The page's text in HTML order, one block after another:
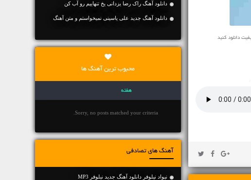
دانلود آهنگ راک رضا یزدانی یخ تنهاییم رو آب کن
دانلود آهنگ جديد علی یاسینی نمیخواستم و متن آهنگ
محبوب ترین آهنگ ها
هفته
Sorry, no posts matched your criteria.
آهنگ های تصادفی
نیواد نیلوفر دانلود آهنگ جدید نیلوفر MP3